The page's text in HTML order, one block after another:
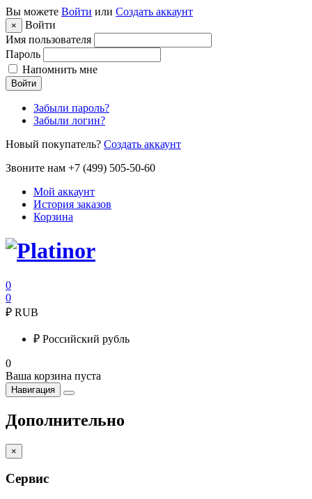
Вы можете Войти или Создать аккаунт
×
Войти
Имя пользователя
Пароль
Напомнить мне
Войти
Забыли пароль?
Забыли логин?
Новый покупатель? Создать аккаунт
Звоните нам +7 (499) 505-50-60
Мой аккаунт
История заказов
Корзина
0
0
₽ RUB
₽ Российский рубль
0
Ваша корзина пуста
Навигация
Дополнительно
×
Сервис